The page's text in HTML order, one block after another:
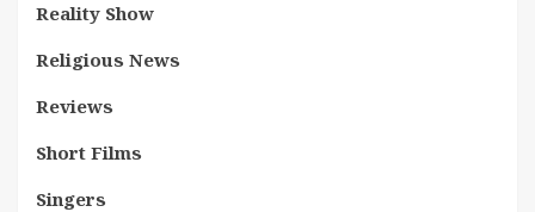
Reality Show
Religious News
Reviews
Short Films
Singers